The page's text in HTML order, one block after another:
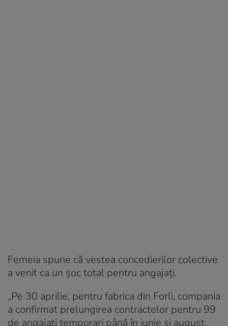
Femeia spune că vestea concedierilor colective
a venit ca un șoc total pentru angajați.
„Pe 30 aprilie, pentru fabrica din Forlì, compania
a confirmat prelungirea contractelor pentru 99
de angajați temporari până în iunie și august.